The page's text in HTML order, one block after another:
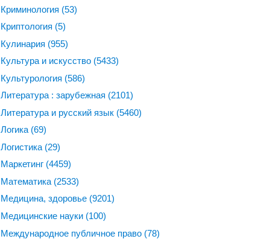
Криминология (53)
Криптология (5)
Кулинария (955)
Культура и искусство (5433)
Культурология (586)
Литература : зарубежная (2101)
Литература и русский язык (5460)
Логика (69)
Логистика (29)
Маркетинг (4459)
Математика (2533)
Медицина, здоровье (9201)
Медицинские науки (100)
Международное публичное право (78)